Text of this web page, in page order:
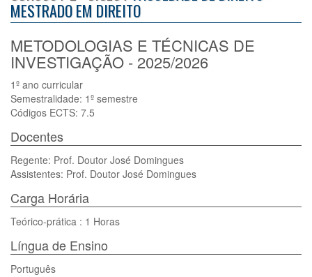
MESTRADO EM DIREITO
METODOLOGIAS E TÉCNICAS DE
INVESTIGAÇÃO - 2025/2026
1º ano curricular
Semestralidade: 1º semestre
Códigos ECTS: 7.5
Docentes
Regente: Prof. Doutor José Domingues
Assistentes: Prof. Doutor José Domingues
Carga Horária
Teórico-prática : 1 Horas
Língua de Ensino
Português